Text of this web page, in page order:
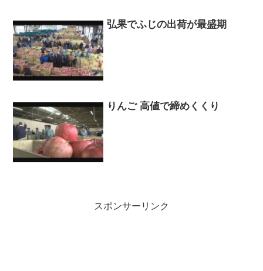
弘果でふじの出荷が最盛期
りんご 高値で締めくくり
スポンサーリンク